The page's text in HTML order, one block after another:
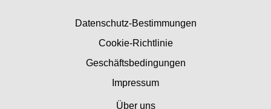
Datenschutz-Bestimmungen
Cookie-Richtlinie
Geschäftsbedingungen
Impressum
Über uns